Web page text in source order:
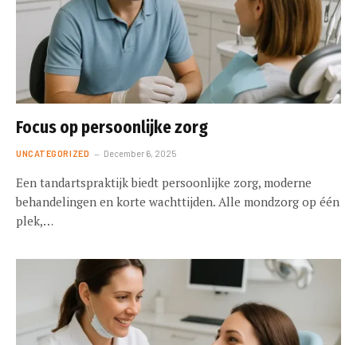
Focus op persoonlijke zorg
UNCATEGORIZED December 6, 2025
Een tandartspraktijk biedt persoonlijke zorg, moderne
behandelingen en korte wachttijden. Alle mondzorg op één
plek,…